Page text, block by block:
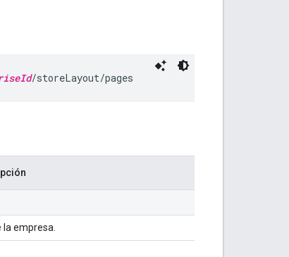
/storeLayout/pages
la empresa.